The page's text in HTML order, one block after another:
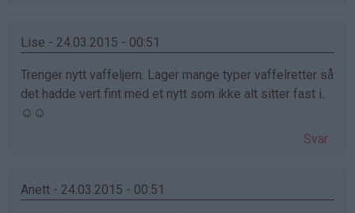
Lise - 24.03.2015 - 00:51
Trenger nytt vaffeljern. Lager mange typer vaffelretter så
det hadde vert fint med et nytt som ikke alt sitter fast i..
☺☺
Svar
Anett - 24.03.2015 - 00:51